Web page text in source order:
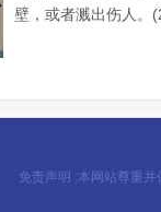
壁，或者溅出伤人。
免责声明 :本网站尊重